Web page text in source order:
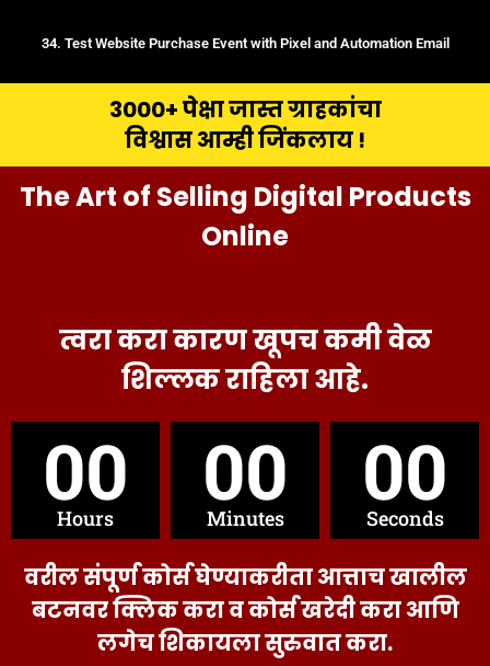
34. Test Website Purchase Event with Pixel and Automation Email
3000+ पेक्षा जास्त ग्राहकांचा
विश्वास आम्ही जिंकलाय !
The Art of Selling Digital Products
Online
त्वरा करा कारण खूपच कमी वेळ
शिल्लक राहिला आहे.
00
Hours 00
Minutes 00
Seconds
वरील संपूर्ण कोर्स घेण्याकरीता आत्ताच खालील
बटनवर क्लिक करा व कोर्स खरेदी करा आणि
लगेच शिकायला सुरुवात करा.